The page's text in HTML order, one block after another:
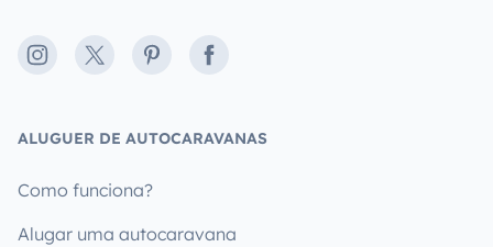
Instagram
X PinterestFacebook
ALUGUER DE AUTOCARAVANAS
Como funciona?
Alugar uma autocaravana